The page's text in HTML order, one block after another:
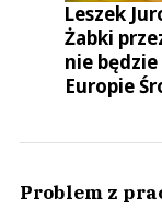
Leszek
Żabki
nie
Europie
Problem z